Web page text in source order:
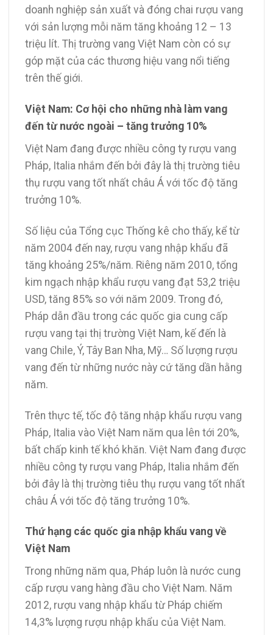
doanh nghiệp sản xuất và đóng chai rượu vang
với sản lượng mỗi năm tăng khoảng 12 – 13
triệu lít. Thị trường vang Việt Nam còn có sự
góp mặt của các thương hiệu vang nổi tiếng
trên thế giới.
Việt Nam: Cơ hội cho những nhà làm vang
đến từ nước ngoài – tăng trưởng 10%
Việt Nam đang được nhiều công ty rượu vang
Pháp, Italia nhắm đến bởi đây là thị trường tiêu
thụ rượu vang tốt nhất châu Á với tốc độ tăng
trưởng 10%.
Số liệu của Tổng cục Thống kê cho thấy, kể từ
năm 2004 đến nay, rượu vang nhập khẩu đã
tăng khoảng 25%/năm. Riêng năm 2010, tổng
kim ngạch nhập khẩu rượu vang đạt 53,2 triệu
USD, tăng 85% so với năm 2009. Trong đó,
Pháp dẫn đầu trong các quốc gia cung cấp
rượu vang tại thị trường Việt Nam, kế đến là
vang Chile, Ý, Tây Ban Nha, Mỹ… Số lượng rượu
vang đến từ những nước này cứ tăng dần hằng
năm.
Trên thực tế, tốc độ tăng nhập khẩu rượu vang
Pháp, Italia vào Việt Nam năm qua lên tới 20%,
bất chấp kinh tế khó khăn. Việt Nam đang được
nhiều công ty rượu vang Pháp, Italia nhắm đến
bởi đây là thị trường tiêu thụ rượu vang tốt nhất
châu Á với tốc độ tăng trưởng 10%.
Thứ hạng các quốc gia nhập khẩu vang về
Việt Nam
Trong những năm qua, Pháp luôn là nước cung
cấp rượu vang hàng đầu cho Việt Nam. Năm
2012, rượu vang nhập khẩu từ Pháp chiếm
14,3% lượng rượu nhập khẩu của Việt Nam.